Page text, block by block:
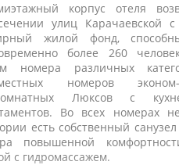
корпус отеля
улиц Карачаевской
жилой фонд,
более 260
номера различных
номеров
Люксов с
Во всех номерах
есть собственный
повышенной
с гидромассажем.